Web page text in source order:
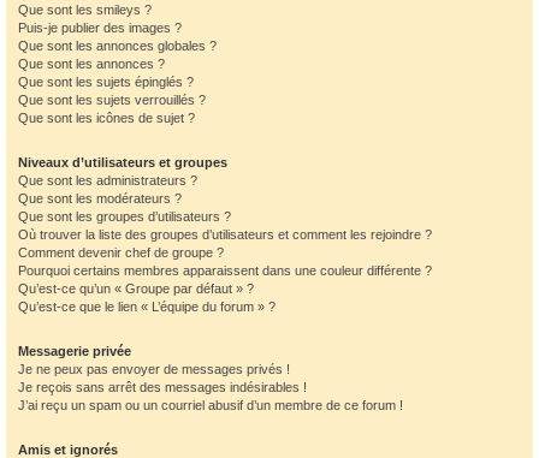
Que sont les smileys ?
Puis-je publier des images ?
Que sont les annonces globales ?
Que sont les annonces ?
Que sont les sujets épinglés ?
Que sont les sujets verrouillés ?
Que sont les icônes de sujet ?
Niveaux d’utilisateurs et groupes
Que sont les administrateurs ?
Que sont les modérateurs ?
Que sont les groupes d’utilisateurs ?
Où trouver la liste des groupes d’utilisateurs et comment les rejoindre ?
Comment devenir chef de groupe ?
Pourquoi certains membres apparaissent dans une couleur différente ?
Qu’est-ce qu’un « Groupe par défaut » ?
Qu’est-ce que le lien « L’équipe du forum » ?
Messagerie privée
Je ne peux pas envoyer de messages privés !
Je reçois sans arrêt des messages indésirables !
J’ai reçu un spam ou un courriel abusif d’un membre de ce forum !
Amis et ignorés